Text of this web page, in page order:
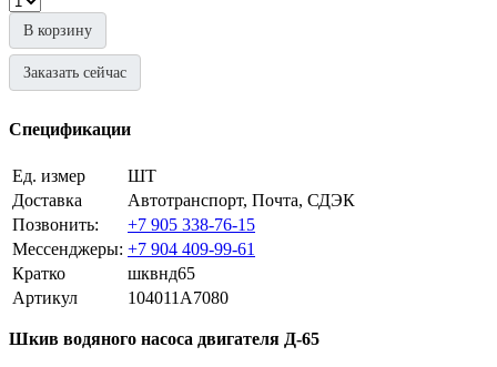
В корзину
Заказать сейчас
Спецификации
Ед. измер
ШТ
Доставка
Автотранспорт, Почта, СДЭК
Позвонить:
+7 905 338-76-15
Мессенджеры: +7 904 409-99-61
Кратко
шквнд65
Артикул
104011A7080
Шкив водяного насоса двигателя Д-65